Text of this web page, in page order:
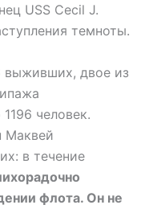
USS Cecil J.
темноты.
двое из
человек.
Маквей
в течение
флота. Он не